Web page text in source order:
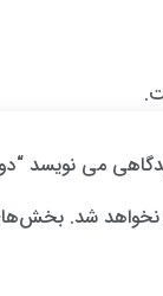
می نویسد
نخواهد شد. بخش‌های